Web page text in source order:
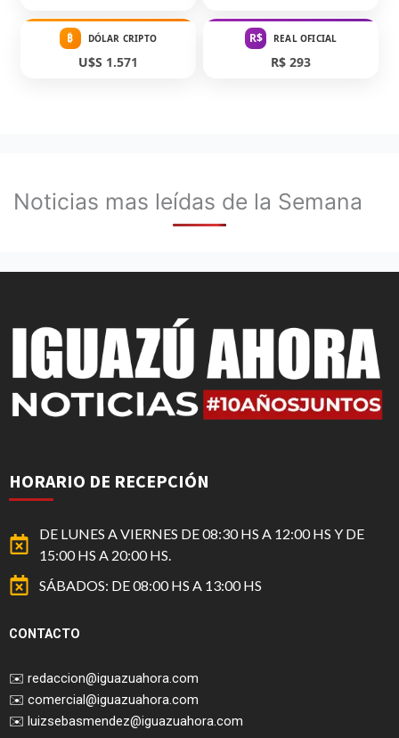
₿ DÓLAR CRIPTO
U$S 1.571
R$ REAL OFICIAL
R$ 293
Noticias mas leídas de la Semana
HORARIO DE RECEPCIÓN
DE LUNES A VIERNES DE 08:30 HS A 12:00 HS Y DE
15:00 HS A 20:00 HS.
SÁBADOS: DE 08:00 HS A 13:00 HS
CONTACTO
✉️ redaccion@iguazuahora.com
✉️ comercial@iguazuahora.com
✉️ luizsebasmendez@iguazuahora.com